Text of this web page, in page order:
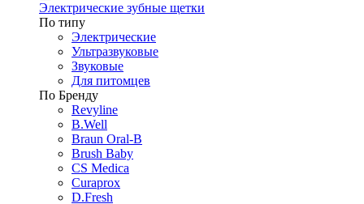
Электрические зубные щетки
По типу
Электрические
Ультразвуковые
Звуковые
Для питомцев
По Бренду
Revyline
B.Well
Braun Oral-B
Brush Baby
CS Medica
Curaprox
D.Fresh